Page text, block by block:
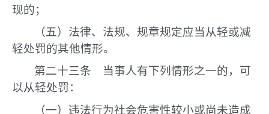
现的；
（五）法律、法规、规章规定应当从轻或减
轻处罚的其他情形。
第二十三条 当事人有下列情形之一的，可
以从轻处罚：
（一）违法行为社会危害性较小或尚未造成